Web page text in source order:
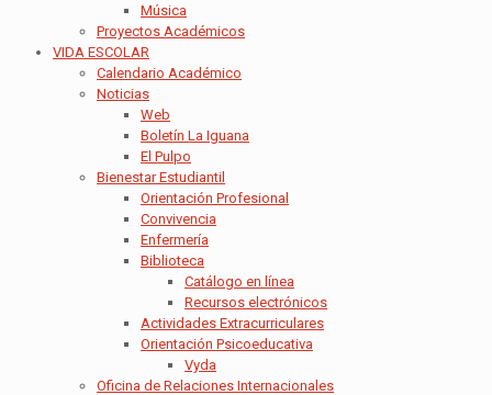
Música
Proyectos Académicos
VIDA ESCOLAR
Calendario Académico
Noticias
Web
Boletín La Iguana
El Pulpo
Bienestar Estudiantil
Orientación Profesional
Convivencia
Enfermería
Biblioteca
Catálogo en línea
Recursos electrónicos
Actividades Extracurriculares
Orientación Psicoeducativa
Vyda
Oficina de Relaciones Internacionales